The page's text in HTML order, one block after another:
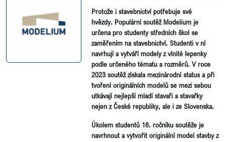
Protože i stavebnictví potřebuje své
hvězdy. Populární soutěž Modelium je
určena pro studenty středních škol se
zaměřením na stavebnictví. Studenti v ní
navrhují a vytváří modely z vlnité lepenky
podle určeného tématu a rozměrů. V roce
2023 soutěž získala mezinárodní status a při
tvoření originálních modelů se mezi sebou
utkávají nejlepší mladí stavaři a stavařky
nejen z České republiky, ale i ze Slovenska.
Úkolem studentů 18. ročníku soutěže je
navrhnout a vytvořit originální model stavby z